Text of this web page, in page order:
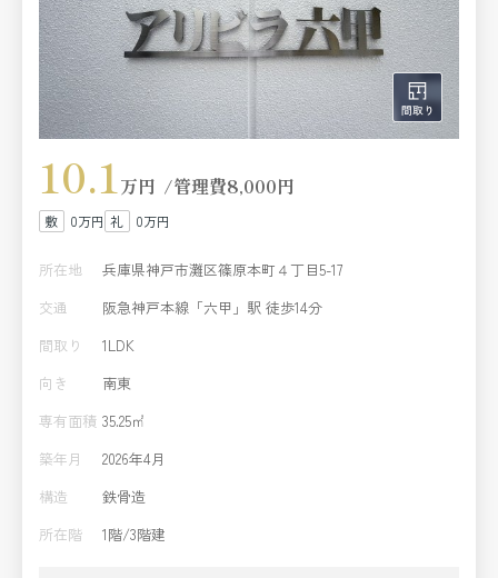
10.1 万円 管理費8,000円
0万円 0万円
所在地
兵庫県神戸市灘区篠原本町４丁目5-17
交通
阪急神戸本線「六甲」駅 徒歩14分
間取り
1LDK
向き
南東
専有面積 35.25㎡
築年月
2026年4月
構造
鉄骨造
所在階
1階/3階建